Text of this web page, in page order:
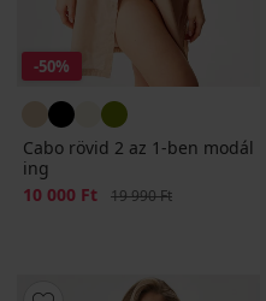
-50%
Cabo rövid 2 az 1-ben modál
ing
Kedvezmény
10 000 Ft Eredeti ár
19 990 Ft